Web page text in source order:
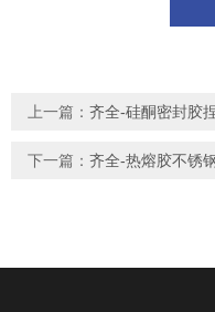
上一篇： 齐全-硅酮密封胶
下一篇： 齐全-热熔胶不锈